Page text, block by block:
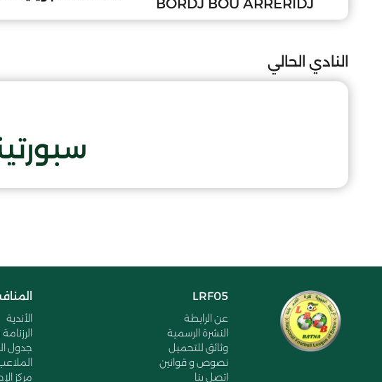
النادي الحالي
LRF05
عن الرابطة
النشرة الرسمية
وثائق للتحميل
نصوص و قوانين
اتصل بنا
الأندية
جدول
مركز